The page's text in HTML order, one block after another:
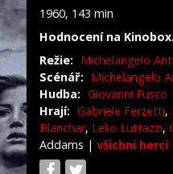
1960, 143 min
Hodnocení na
Režie: Michelangelo
Scénář: Michelangelo
Hudba: Giovanni Fusco
Hrají: Gabriele Ferzetti,
Blanchar, Lelio Luttazzi,
Addams | všichni herci